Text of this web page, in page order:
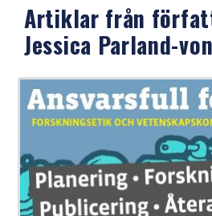
Artiklar från
Jessica Parland-